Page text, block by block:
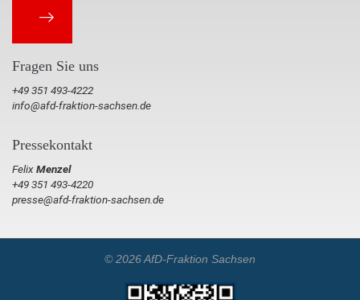
Fragen Sie uns
+49 351 493-4222
info@afd-fraktion-sachsen.de
Pressekontakt
FelixMenzel
+49 351 493-4220
presse@afd-fraktion-sachsen.de
© 2026 AfD-Fraktion Sachsen